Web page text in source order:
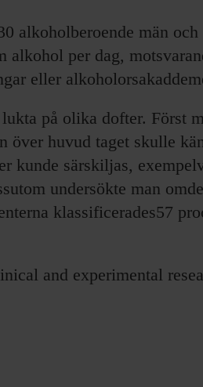
alkoholberoende män
alkohol per dag,
eller
på olika dofter. Först
över huvud taget skulle
kunde särskiljas,
undersökte man
klassificerades57
and experimental